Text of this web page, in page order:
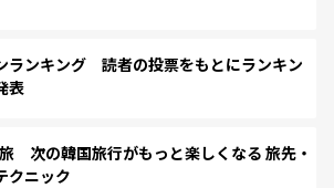
ランキング 読者の投票をもとにランキン
表
次の韓国旅行がもっと楽しくなる 旅先・
クニック